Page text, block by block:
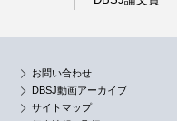
お問い合わせ
DBSJ動画アーカイブ
サイトマップ